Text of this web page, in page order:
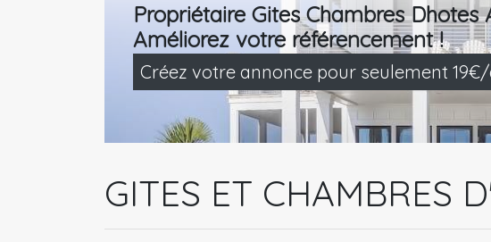
Propriétaire Gites Chambres Dhotes
Améliorez votre référencement !
Créez votre annonce pour seulement
GITES ET CHAMBRES